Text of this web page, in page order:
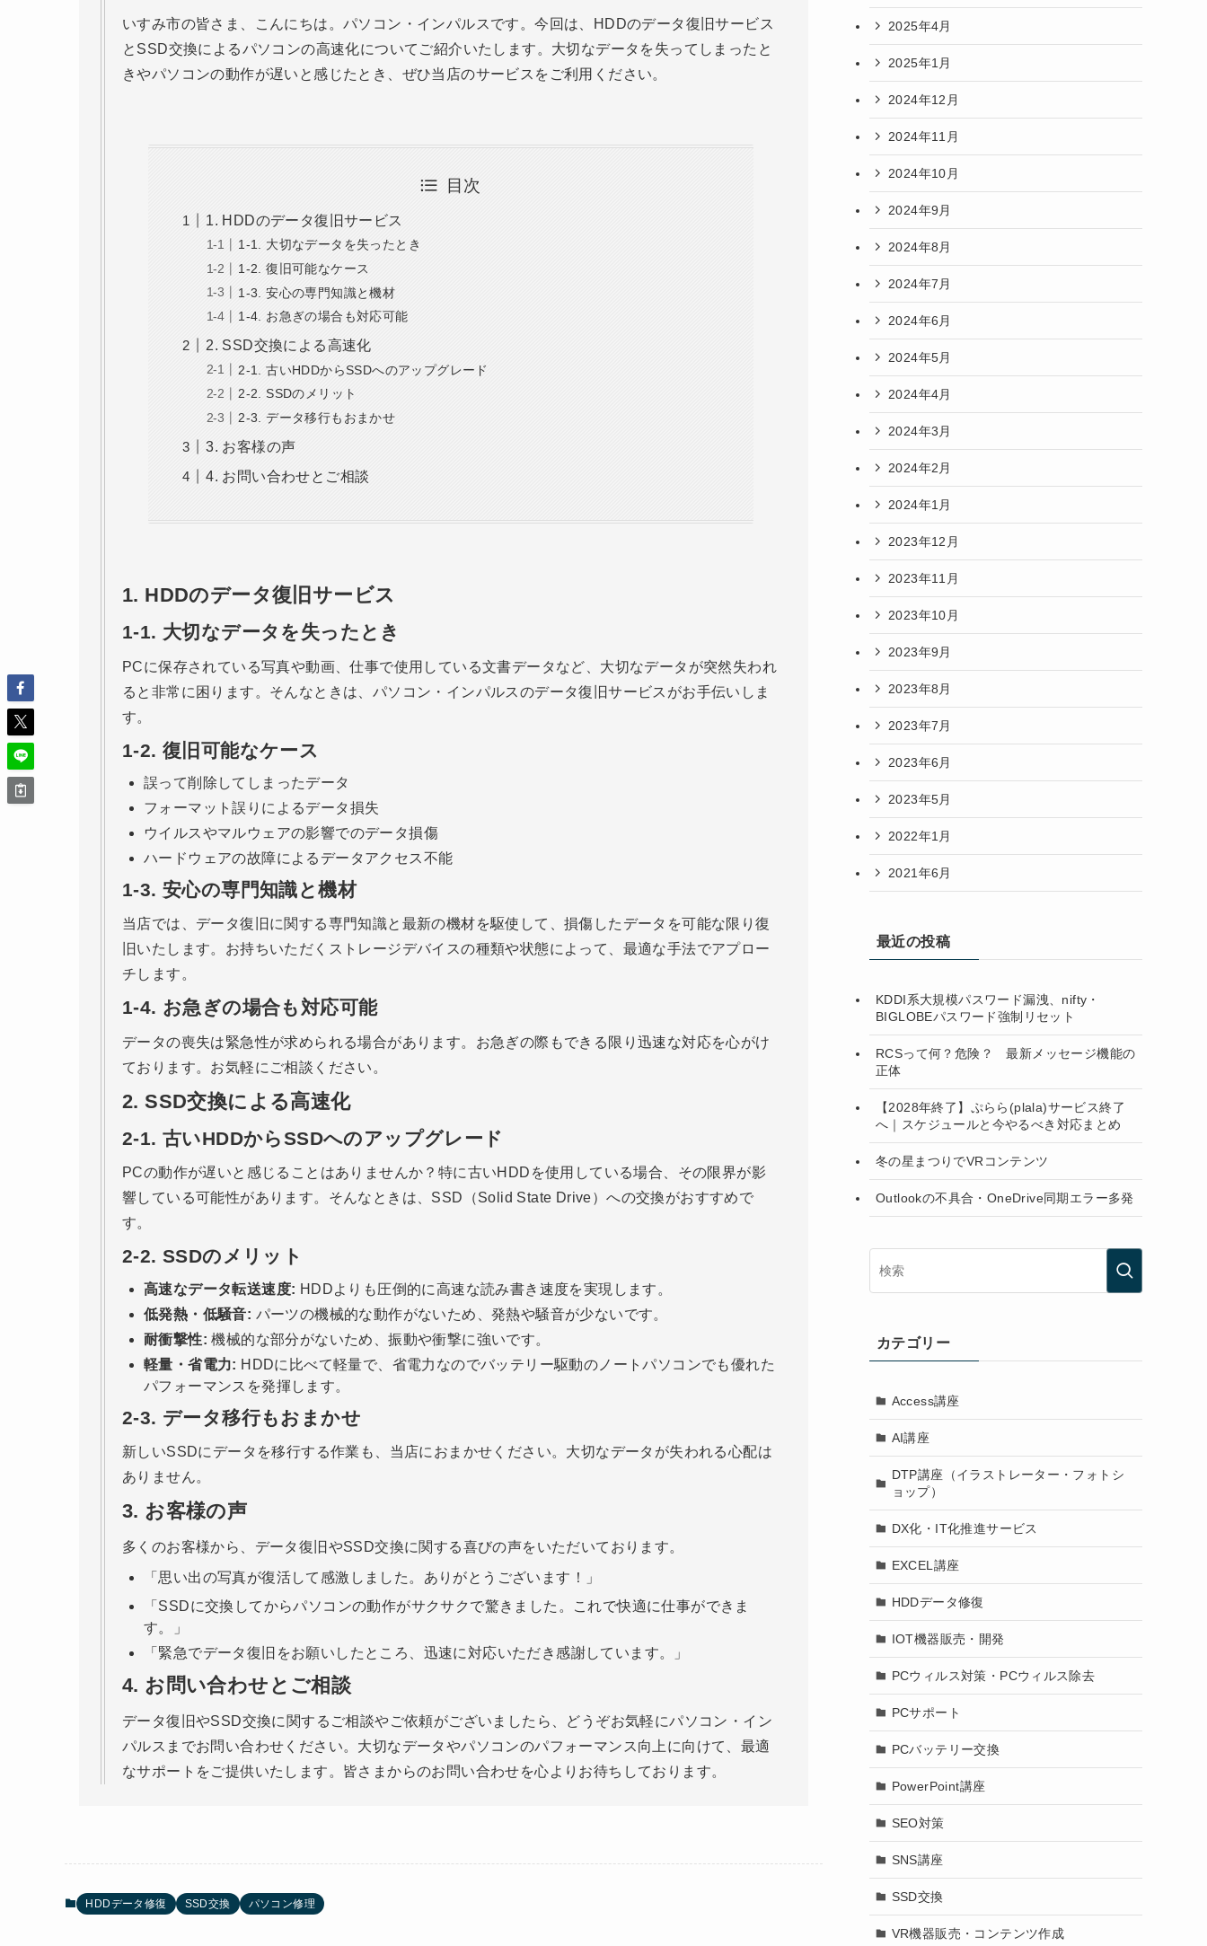
いすみ市の皆さま、こんにちは。パソコン・インパルスです。今回は、HDDのデータ復旧サービス
とSSD交換によるパソコンの高速化についてご紹介いたします。大切なデータを失ってしまったと
きやパソコンの動作が遅いと感じたとき、ぜひ当店のサービスをご利用ください。
目次
1. HDDのデータ復旧サービス
1-1. 大切なデータを失ったとき
1-2. 復旧可能なケース
1-3. 安心の専門知識と機材
1-4. お急ぎの場合も対応可能
2. SSD交換による高速化
2-1. 古いHDDからSSDへのアップグレード
2-2. SSDのメリット
2-3. データ移行もおまかせ
3. お客様の声
4. お問い合わせとご相談
1. HDDのデータ復旧サービス
1-1. 大切なデータを失ったとき
PCに保存されている写真や動画、仕事で使用している文書データなど、大切なデータが突然失われ
ると非常に困ります。そんなときは、パソコン・インパルスのデータ復旧サービスがお手伝いしま
す。
1-2. 復旧可能なケース
誤って削除してしまったデータ
フォーマット誤りによるデータ損失
ウイルスやマルウェアの影響でのデータ損傷
ハードウェアの故障によるデータアクセス不能
1-3. 安心の専門知識と機材
当店では、データ復旧に関する専門知識と最新の機材を駆使して、損傷したデータを可能な限り復
旧いたします。お持ちいただくストレージデバイスの種類や状態によって、最適な手法でアプロー
チします。
1-4. お急ぎの場合も対応可能
データの喪失は緊急性が求められる場合があります。お急ぎの際もできる限り迅速な対応を心がけ
ております。お気軽にご相談ください。
2.SSD交換による高速化
2-1. 古いHDDからSSDへのアップグレード
PCの動作が遅いと感じることはありませんか？特に古いHDDを使用している場合、その限界が影
響している可能性があります。そんなときは、SSD（Solid State Drive）への交換がおすすめで
す。
2-2. SSDのメリット
高速なデータ転送速度: HDDよりも圧倒的に高速な読み書き速度を実現します。
低発熱・低騒音: パーツの機械的な動作がないため、発熱や騒音が少ないです。
耐衝撃性: 機械的な部分がないため、振動や衝撃に強いです。
軽量・省電力: HDDに比べて軽量で、省電力なのでバッテリー駆動のノートパソコンでも優れた
パフォーマンスを発揮します。
2-3. データ移行もおまかせ
新しいSSDにデータを移行する作業も、当店におまかせください。大切なデータが失われる心配は
ありません。
3. お客様の声
多くのお客様から、データ復旧やSSD交換に関する喜びの声をいただいております。
「思い出の写真が復活して感激しました。ありがとうございます！」
「SSDに交換してからパソコンの動作がサクサクで驚きました。これで快適に仕事ができま
す。」
「緊急でデータ復旧をお願いしたところ、迅速に対応いただき感謝しています。」
4. お問い合わせとご相談
データ復旧やSSD交換に関するご相談やご依頼がございましたら、どうぞお気軽にパソコン・イン
パルスまでお問い合わせください。大切なデータやパソコンのパフォーマンス向上に向けて、最適
なサポートをご提供いたします。皆さまからのお問い合わせを心よりお待ちしております。
HDDデータ修復 SSD交換 パソコン修理
2025年4月
2025年1月
2024年12月
2024年11月
2024年10月
2024年9月
2024年8月
2024年7月
2024年6月
2024年5月
2024年4月
2024年3月
2024年2月
2024年1月
2023年12月
2023年11月
2023年10月
2023年9月
2023年8月
2023年7月
2023年6月
2023年5月
2022年1月
2021年6月
最近の投稿
KDDI系大規模パスワード漏洩、nifty・
BIGLOBEパスワード強制リセット
RCSって何？危険？ 最新メッセージ機能の
正体
【2028年終了】ぷらら(plala)サービス終了
へ｜スケジュールと今やるべき対応まとめ
冬の星まつりでVRコンテンツ
Outlookの不具合・OneDrive同期エラー多発
カテゴリー
Access講座
AI講座
DTP講座（イラストレーター・フォトシ
ョップ）
DX化・IT化推進サービス
EXCEL講座
HDDデータ修復
IOT機器販売・開発
PCウィルス対策・PCウィルス除去
PCサポート
PCバッテリー交換
PowerPoint講座
SEO対策
SNS講座
SSD交換
VR機器販売・コンテンツ作成